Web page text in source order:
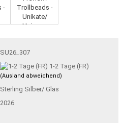
SU26_307
1-2 Tage (FR)
(Ausland abweichend)
Sterling Silber/ Glas
2026